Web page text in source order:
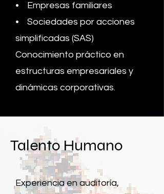
• Empresas familiares
• Sociedades por acciones
simplificadas (SAS)
Conocimiento práctico en
estructuras empresariales y
dinámicas corporativas.
Talento Humano
Experiencia en auditoría,